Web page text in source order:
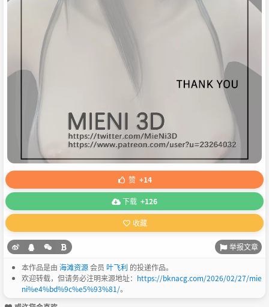
赞 +14
下载 +126
收藏
举报文章
本作品是由 海滩资源会员 叶飞利 的投递作品。
欢迎转载，但请务必注明来源地址： https://bknacg.com/2026/02/27/mie
ni%e4%bd%9c%e5%93%81/。